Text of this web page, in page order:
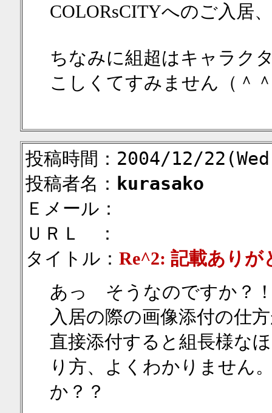
COLORsCITYへのご入居
ちなみに組超はキャラク
こしくてすみません（＾
投稿時間：2004/12/
投稿者名： kurasako
Ｅメール：
ＵＲＬ ：
タイトル： Re^2: 記載あり
あっ そうなのです
入居の際の画像添付の仕
直接添付すると組長様な
り方、よくわかりません
か？？